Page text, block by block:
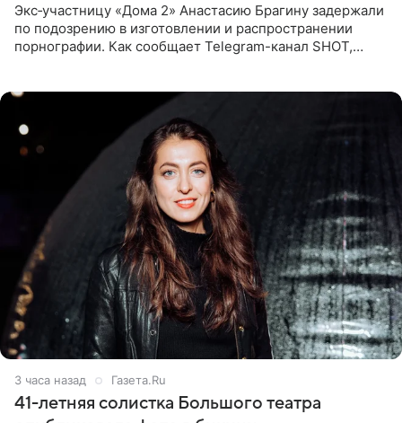
Экс‑участницу «Дома 2» Анастасию Брагину задержали
по подозрению в изготовлении и распространении
порнографии. Как сообщает Telegram-канал SHOT,
3 часа назад Газета.Ru
41-летняя солистка Большого театра